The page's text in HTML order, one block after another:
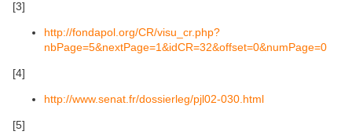
[3]
http://fondapol.org/CR/visu_cr.php?
nbPage=5&nextPage=1&idCR=32&offset=0&numPage=0
[4]
http://www.senat.fr/dossierleg/pjl02-030.html
[5]